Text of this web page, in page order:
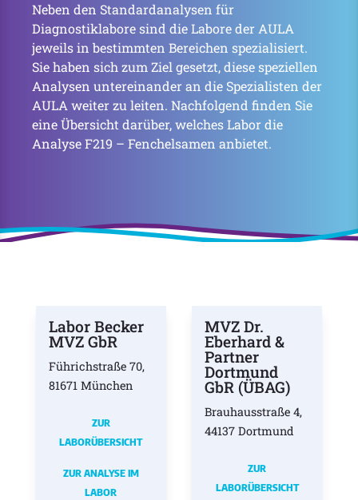
Neben den Standardanalysen für
Diagnostiklabore sind die Labore der AULA
jeweils in bestimmten Bereichen spezialisiert.
Sie haben sich zum Ziel gesetzt, diese speziellen
Analysen untereinander an die Spezialisten der
AULA weiter zu leiten. Nachfolgend finden Sie
eine Übersicht darüber, welches Labor die
Analyse F219 – Fenchelsamen anbietet.
Labor Becker
MVZ GbR
Führichstraße 70,
81671 München
ZUR
LABORÜBERSICHT
ZUR ANALYSE IM
LABOR
MVZ Dr.
Eberhard &
Partner
Dortmund
GbR (ÜBAG)
Brauhausstraße 4,
44137 Dortmund
ZUR
LABORÜBERSICHT